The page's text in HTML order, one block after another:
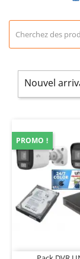
Nouvel
PROMO !